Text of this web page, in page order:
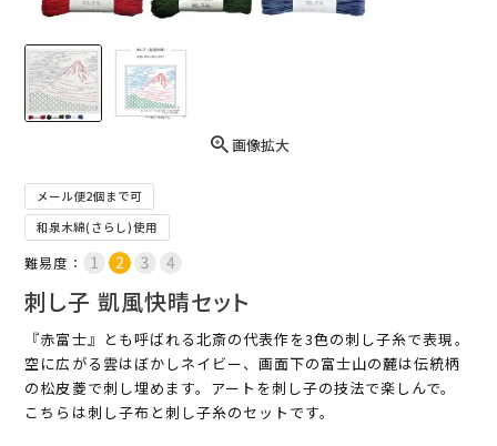
画像拡大
メール便2個まで可
和泉木綿(さらし)使用
難易度：
刺し子 凱風快晴セット
『赤富士』とも呼ばれる北斎の代表作を3色の刺し子糸で表現。
空に広がる雲はぼかしネイビー、画面下の富士山の麓は伝統柄
の松皮菱で刺し埋めます。アートを刺し子の技法で楽しんで。
こちらは刺し子布と刺し子糸のセットです。